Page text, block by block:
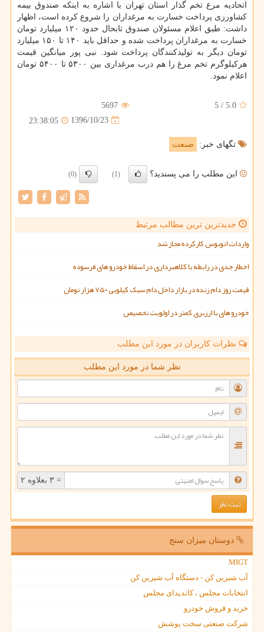
اتحادیه مرغ تخم گذار استان تهران با اشاره به اینكه صندوق بیمه
كشاورزی پرداخت خسارت به مرغداران را شروع كرده است، اظهار
داشت: طبق اعلام مسئولان صندوق تابحال حدود ۱۲۰ میلیارد تومان
خسارت به مرغداران پرداخت شده و حداقل باید ۱۴۰ تا ۱۵۰ میلیارد
تومان دیگر به تولیدكنندگان پرداخت شود. نبی پور میانگین قیمت
هركیلوگرم تخم مرغ را هم درب مرغداری بین ۵۳۰۰ تا ۵۴۰۰ تومان
اعلام نمود.
5.0
/
5
5697
1396/10/23
23:38:05
تگهای خبر: صنعت
این مطلب را می پسندید؟ (1)
(0)
جدیدترین ترین مطالب مرتبط
واردات اتوبوس کارکرده مجاز شد
اخطار جدی در رابطه با کلاهبرداری در اسقاط خودرو های فرسوده
قیمت روز دام زنده در بازار داخل دام سبک کیلویی ۷۵۰ هزار تومان
خودرو های با ارزبری کمتر در اولویت تخصیص
نظرات کاربران در مورد این مطلب
نظر شما در مورد این مطلب
= ۳ بعلاوه ۲
دوستان میزان سنج
MIGT
آب شیرین کن - دستگاه آب شیرین کن
انتخابات مجلس ، کاندیدای مجلس
خرید و فروش خودرو
شرکت صنعتی سخت پوشش